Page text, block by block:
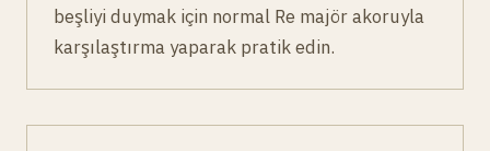
beşliyi duymak için normal Re majör akoruyla
karşılaştırma yaparak pratik edin.